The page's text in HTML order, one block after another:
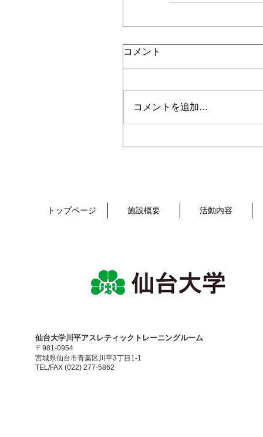
コメント
コメントを追加…
トップページ 施設概要 活動内容
​仙台大学川平アスレティックトレーニングルーム
〒981-0954
宮城県仙台市青葉区川平3丁目1-1
TEL/FAX (022) 277-5862